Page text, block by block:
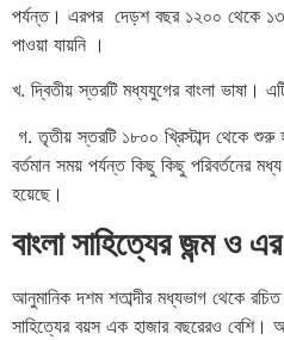
পর্যন্ত। এরপর দেড়শ বছর ১২০০ থেকে
পাওয়া যায়নি ।
খ. দ্বিতীয় স্তরটি মধ্যযুগের বাংলা ভাষা।
গ. তৃতীয় স্তরটি ১৮০০ খ্রিস্টাব্দ থেকে
বর্তমান সময় পর্যন্ত কিছু কিছু পরিবর্তনের
হয়েছে।
বাংলা সাহিত্যের জন্ম ও
আনুমানিক দশম শতাব্দীর মধ্যভাগ থেকে রচিত
সাহিত্যের বয়স এক হাজার বছরেরও বেশি।